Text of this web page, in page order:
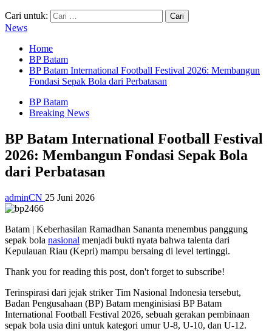
Cari untuk:
News
Home
BP Batam
BP Batam International Football Festival 2026: Membangun
Fondasi Sepak Bola dari Perbatasan
BP Batam
Breaking News
BP Batam International Football Festival
2026: Membangun Fondasi Sepak Bola
dari Perbatasan
adminCN 25 Juni 2026
Batam | Keberhasilan Ramadhan Sananta menembus panggung
sepak bola nasional menjadi bukti nyata bahwa talenta dari
Kepulauan Riau (Kepri) mampu bersaing di level tertinggi.
Thank you for reading this post, don't forget to subscribe!
Terinspirasi dari jejak striker Tim Nasional Indonesia tersebut,
Badan Pengusahaan (BP) Batam menginisiasi BP Batam
International Football Festival 2026, sebuah gerakan pembinaan
sepak bola usia dini untuk kategori umur U-8, U-10, dan U-12.